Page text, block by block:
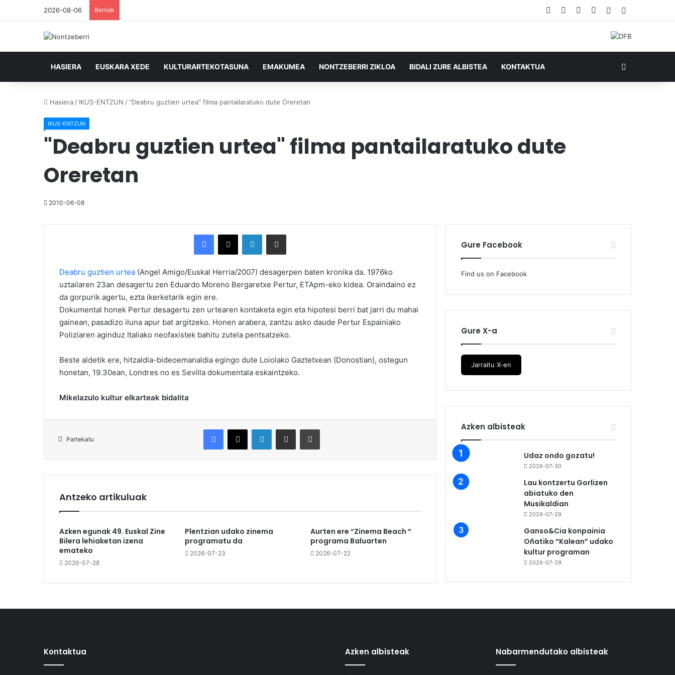
2026-08-06 Berriak Facebook YouTube
RSS Ausazko
HASIERA EUSKARA XEDE KULTURARTEKOTASUNA EMAKUMEA NONTZEBERRI ZIKLOA BIDALI ZURE ALBISTEA KONTAKTUA
Hasiera / IKUS-ENTZUN / "Deabru guztien urtea" filma pantailaratuko dute Oreretan
IKUS-ENTZUN
"Deabru guztien urtea" filma pantailaratuko dute
Oreretan
2010-06-08
Deabru guztien urtea (Angel Amigo/Euskal Herria/2007) desagerpen baten kronika da. 1976ko
uztailaren 23an desagertu zen Eduardo Moreno Bergaretxe Pertur, ETApm-eko kidea. Oraindaino ez
da gorpurik agertu, ezta ikerketarik egin ere.
Dokumental honek Pertur desagertu zen urtearen kontaketa egin eta hipotesi berri bat jarri du mahai
gainean, pasadizo iluna apur bat argitzeko. Honen arabera, zantzu asko daude Pertur Espainiako
Poliziaren aginduz Italiako neofaxistek bahitu zutela pentsatzeko.
Beste aldetik ere, hitzaldia-bideoemanaldia egingo dute Loiolako Gaztetxean (Donostian), ostegun
honetan, 19.30ean, Londres no es Sevilla dokumentala eskaintzeko.
Mikelazulo kultur elkarteak bidalita
Partekatu
Antzeko artikuluak
Azken egunak 49. Euskal Zine
Bilera lehiaketan izena
emateko
2026-07-28
Plentzian udako zinema
programatu da
2026-07-23
Aurten ere “Zinema Beach “
programa Baluarten
2026-07-22
Gure Facebook
Find us on Facebook
Gure X-a
Jarraitu X-en
Azken albisteak
Udaz ondo gozatu!
2026-07-30
Lau kontzertu Gorlizen
abiatuko den
Musikaldian
2026-07-29
Ganso&Cia konpainia
Oñatiko “Kalean” udako
kultur programan
2026-07-29
Kontaktua Azken albisteak Nabarmendutako albisteak